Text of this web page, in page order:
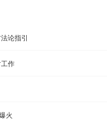
论指引
作
火